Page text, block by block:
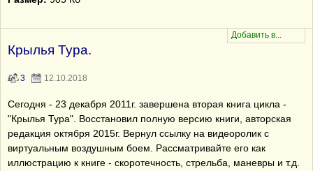
Крылья Тура.
3 12.10.2018
Сегодня - 23 декабря 2011г. завершена вторая книга цикла -
"Крылья Тура". Восстановил полную версию книги, авторская
редакция октября 2015г. Вернул ссылку на видеоролик с
виртуальным воздушным боем. Рассматривайте его как
иллюстрацию к книге - скоротечность, стрельба, маневры и т.д.